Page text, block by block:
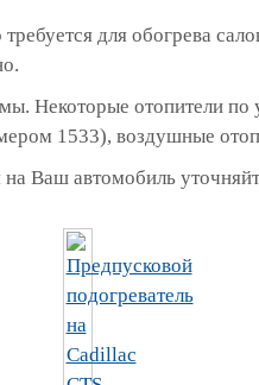
для обогрева
Некоторые отопители
1533), воздушные
Ваш автомобиль